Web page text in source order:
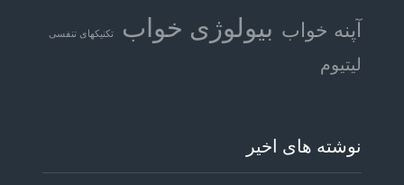
آپنه خواب بیولوژی خواب تکنیکهای تنفسی
لیتیوم
نوشته های اخیر